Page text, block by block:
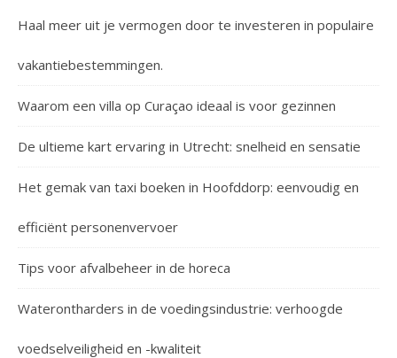
Haal meer uit je vermogen door te investeren in populaire
vakantiebestemmingen.
Waarom een villa op Curaçao ideaal is voor gezinnen
De ultieme kart ervaring in Utrecht: snelheid en sensatie
Het gemak van taxi boeken in Hoofddorp: eenvoudig en
efficiënt personenvervoer
Tips voor afvalbeheer in de horeca
Waterontharders in de voedingsindustrie: verhoogde
voedselveiligheid en -kwaliteit